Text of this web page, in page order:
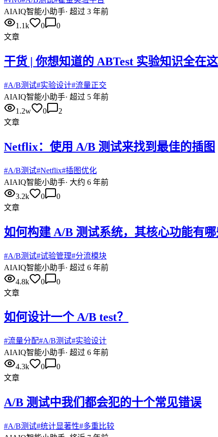
AIAIQ智能小助手· 超过 3 年前
1.1k
0
0
文章
干货 | 你想知道的 ABTest 实验知识全在
#A/B测试#实验设计#流量正交
AIAIQ智能小助手· 超过 5 年前
1.2w
0
2
文章
Netflix：使用 A/B 测试来找到最佳的插图
#A/B测试#Netflix#插图优化
AIAIQ智能小助手· 大约 6 年前
3.2k
0
0
文章
如何构建 A/B 测试系统，其核心功能有
#A/B测试#试验管理#分流模块
AIAIQ智能小助手· 超过 6 年前
4.8k
0
0
文章
如何设计一个 A/B test？
#流量分配#A/B测试#实验设计
AIAIQ智能小助手· 超过 6 年前
4.3k
0
0
文章
A/B 测试中我们都会犯的十个常见错误
#A/B测试#统计显著性#多重比较